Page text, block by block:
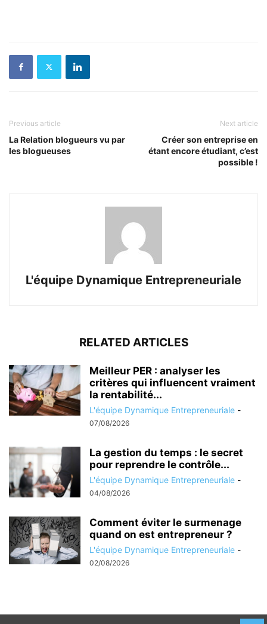
Previous article
La Relation blogueurs vu par
les blogueuses
Next article
Créer son entreprise en
étant encore étudiant, c’est
possible !
L'équipe Dynamique Entrepreneuriale
RELATED ARTICLES
Meilleur PER : analyser les
critères qui influencent vraiment
la rentabilité...
L'équipe Dynamique Entrepreneuriale -
07/08/2026
La gestion du temps : le secret
pour reprendre le contrôle...
L'équipe Dynamique Entrepreneuriale -
04/08/2026
Comment éviter le surmenage
quand on est entrepreneur ?
L'équipe Dynamique Entrepreneuriale -
02/08/2026